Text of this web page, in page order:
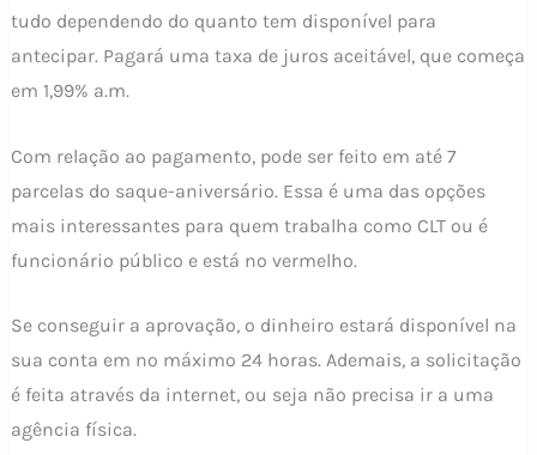
tudo dependendo do quanto tem disponível para
antecipar. Pagará uma taxa de juros aceitável, que começa
em 1,99% a.m.
Com relação ao pagamento, pode ser feito em até 7
parcelas do saque-aniversário. Essa é uma das opções
mais interessantes para quem trabalha como CLT ou é
funcionário público e está no vermelho.
Se conseguir a aprovação, o dinheiro estará disponível na
sua conta em no máximo 24 horas. Ademais, a solicitação
é feita através da internet, ou seja não precisa ir a uma
agência física.